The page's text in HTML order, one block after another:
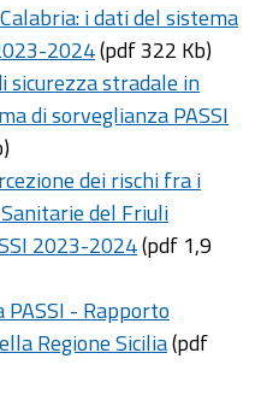
i dati del sistema
2024(pdf 322 Kb)
sicurezza stradale in
di sorveglianza PASSI
dei rischi fra i
del Friuli
2023-2024(pdf 1,9
- Rapporto
Regione Sicilia(pdf